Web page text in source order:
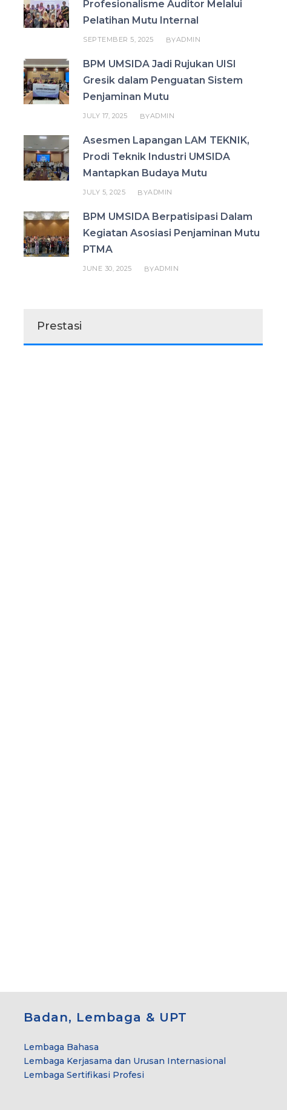
Profesionalisme Auditor Melalui
Pelatihan Mutu Internal
SEPTEMBER 5, 2025 BYADMIN
BPM UMSIDA Jadi Rujukan UISI
Gresik dalam Penguatan Sistem
Penjaminan Mutu
JULY 17, 2025 BYADMIN
Asesmen Lapangan LAM TEKNIK,
Prodi Teknik Industri UMSIDA
Mantapkan Budaya Mutu
JULY 5, 2025 BYADMIN
BPM UMSIDA Berpatisipasi Dalam
Kegiatan Asosiasi Penjaminan Mutu
PTMA
JUNE 30, 2025 BYADMIN
Prestasi
Badan, Lembaga & UPT
Lembaga Bahasa
Lembaga Kerjasama dan Urusan Internasional
Lembaga Sertifikasi Profesi